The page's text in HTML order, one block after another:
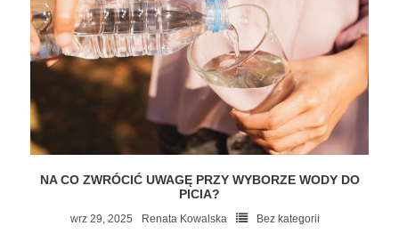
NA CO ZWRÓCIĆ UWAGĘ PRZY WYBORZE WODY DO
PICIA?
wrz 29, 2025 Renata Kowalska Bez kategorii